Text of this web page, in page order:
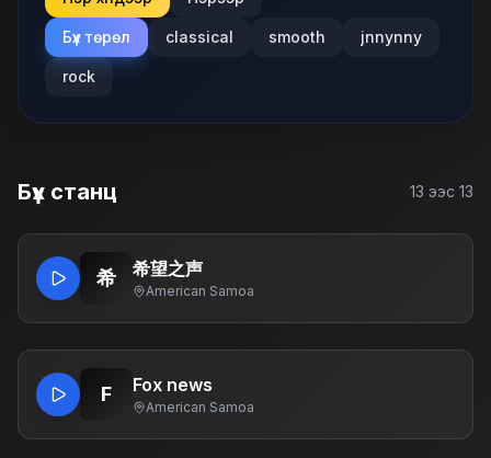
Бүх төрөл classical smooth jnnynny
rock
Бүх станц 13 ээс 13
希 希望之声
American Samoa
F Fox news
American Samoa